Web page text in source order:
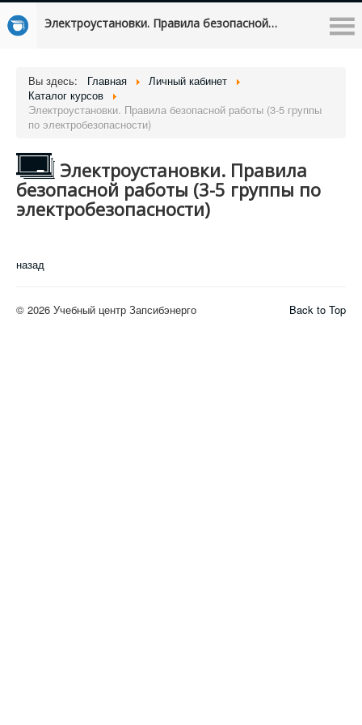
Электроустановки. Правила безопасной работы (3-5 группы по электробезопасности)
Вы здесь: Главная
Личный кабинет
Каталог курсов
Электроустановки. Правила безопасной работы (3-5 группы
по электробезопасности)
Электроустановки. Правила
безопасной работы (3-5 группы по
электробезопасности)
назад
Back to Top
© 2026 Учебный центр Запсибэнерго